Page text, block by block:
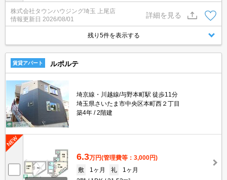
見可能です！メールでのお問い合わせの際は、電話番号も記載頂き
ますとスムーズに御対応できます♪
株式会社タウンハウジング埼玉 上尾店
情報更新日 2026/08/01
詳細を見る
残り5件を表示する
賃貸アパート ルポルテ
埼京線・川越線/与野本町駅 徒歩11分
埼玉県さいたま市中央区本町西２丁目
築4年
2階建
6.3万円(管理費等：3,000円)
敷
1ヶ月 礼
1ヶ月